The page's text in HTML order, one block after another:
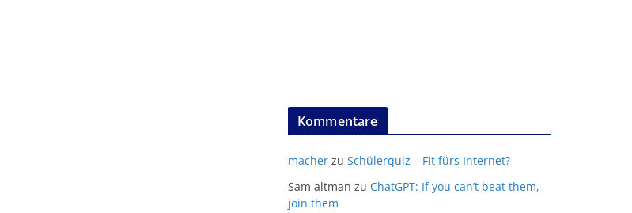
Kommentare
macher zu Schülerquiz – Fit fürs Internet?
Sam altman zu ChatGPT: If you can’t beat them,
join them